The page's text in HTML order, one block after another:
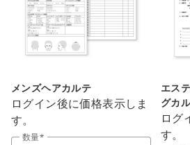
メンズヘアカルテ
ログイン後に価格表示しま
す。
数量
エス
グカ
ログ
す。